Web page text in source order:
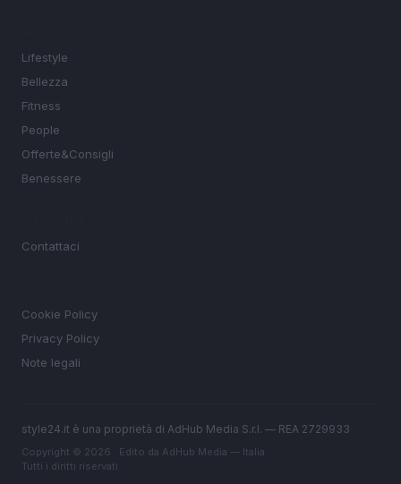
Lifestyle
Bellezza
Fitness
People
Offerte&Consigli
Benessere
Contattaci
Cookie Policy
Privacy Policy
Note legali
style24.it è una proprietà di AdHub Media S.r.l. — REA 2729933
Copyright © 2026 · Edito da AdHub Media — Italia
Tutti i diritti riservati